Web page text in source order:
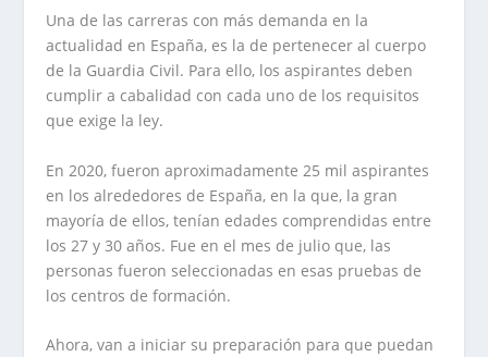
Una de las carreras con más demanda en la
actualidad en España, es la de pertenecer al cuerpo
de la Guardia Civil. Para ello, los aspirantes deben
cumplir a cabalidad con cada uno de los requisitos
que exige la ley.
En 2020, fueron aproximadamente 25 mil aspirantes
en los alrededores de España, en la que, la gran
mayoría de ellos, tenían edades comprendidas entre
los 27 y 30 años. Fue en el mes de julio que, las
personas fueron seleccionadas en esas pruebas de
los centros de formación.
Ahora, van a iniciar su preparación para que puedan